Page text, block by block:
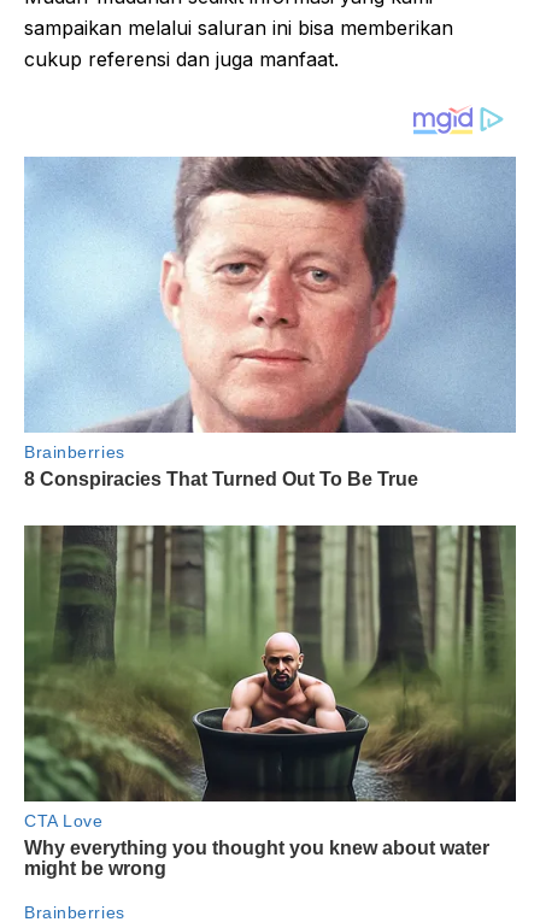
sampaikan melalui saluran ini bisa memberikan
cukup referensi dan juga manfaat.